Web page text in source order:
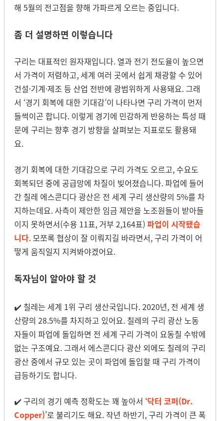
해 5월의 전고점을 향해 가파르게 오르는 중입니다.
좀 더 설명하면 이렇습니다
구리는 대표적인 원자재입니다. 열과 전기 전도율이 높으면
서 가격이 저렴하고, 세계 여러 곳에서 쉽게 채광할 수 있어
건설·기계·제조 등 산업 전반에 광범위하게 사용돼요. 그래
서 ‘경기 회복에 대한 기대감’이 나타나면 구리 가격이 먼저
들썩이곤 합니다. 이렇게 경기에 민감하게 반응하는 특성 때
문에 구리는 향후 경기 방향을 살펴보는 지표로도 활용돼
요.
경기 회복에 대한 기대감으로 구리 가격도 오르고, 수요도
회복되던 중에 공급망에 차질이 빚어졌습니다. 파업에 들어
간 칠레 에스콘디다 광산은 전 세계 구리 생산량의 5%를 차
지하는데요. 사측이 제안한 임금 제안을 노조원들이 받아들
이지 못하면서(수용 11표, 거부 2,164표) 파업이 시작됐습
니다. 모쪼록 협상이 잘 이뤄지길 바라면서, 구리 가격이 어
떻게 움직일지 지켜봐야겠어요.
독자님이 알아야 할 것
✔️ 칠레는 세계 1위 구리 생산국입니다. 2020년, 전 세계 생
산량의 28.5%를 차지하고 있어요. 칠레의 구리 광산 노동
자들이 파업에 돌입하면 전 세계 구리 가격이 요동칠 수밖에
없는 구조예요. 그래서 에스콘디다 광산 외에도 칠레의 구리
광산 중에서 규모 있는 곳이 파업에 돌입할 때 구리 가격이
급등하기도 합니다.
✔️ 구리의 경기 예측 정확도는 꽤 높아서 ‘닥터 코퍼(Dr.
Copper)’로 불리기도 해요. 작년 하반기, 구리 가격이 큰 폭